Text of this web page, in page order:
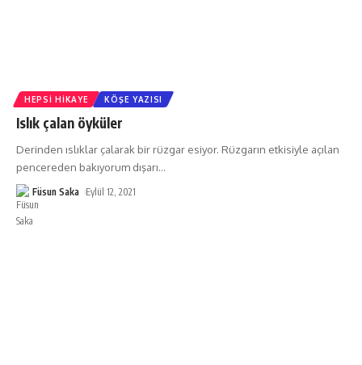
HEPSI HIKAYE KÖŞE YAZISI
Islık çalan öyküler
Derinden ıslıklar çalarak bir rüzgar esiyor. Rüzgarın etkisiyle açılan
pencereden bakıyorum dışarı…
Füsun Saka Eylül 12, 2021